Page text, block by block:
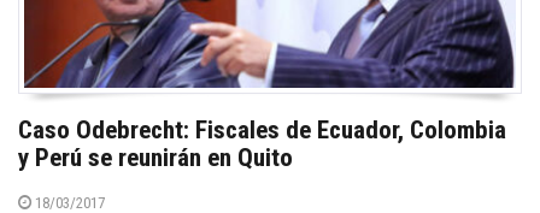
Caso Odebrecht: Fiscales de Ecuador, Colombia
y Perú se reunirán en Quito
18/03/2017